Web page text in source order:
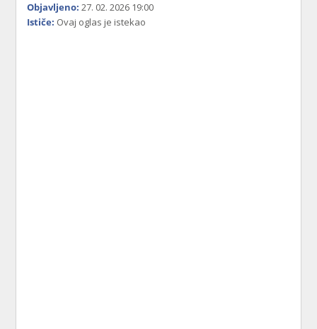
Objavljeno: 27. 02. 2026 19:00
Ističe: Ovaj oglas je istekao